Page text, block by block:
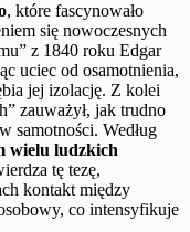
, które fascynowało
się nowoczesnych
z 1840 roku Edgar
uciec od osamotnienia,
jej izolację. Z kolei
zauważył, jak trudno
samotności. Według
wielu ludzkich
tę tezę,
kontakt między
co intensyfikuje